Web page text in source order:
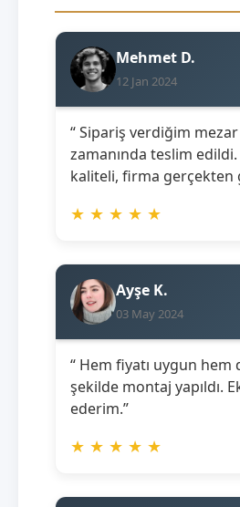
Mehmet D.
12 Jan 2024
“ Sipariş verdiğim mezar
zamanında teslim
kaliteli, firma gerçekten
★ ★ ★ ★ ★
Ayşe K.
03 May 2024
“ Hem fiyatı uygun hem
şekilde montaj yapıldı.
ederim.”
★ ★ ★ ★ ★